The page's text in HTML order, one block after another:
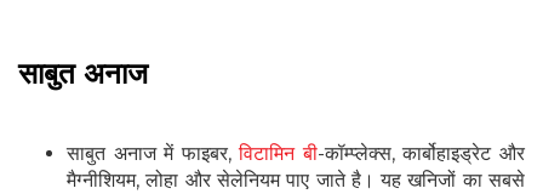
साबुत अनाज
साबुत अनाज में फाइबर,विटामिन बी-कॉम्प्लेक्स, कार्बोहाइड्रेट और
मैग्नीशियम, लोहा और सेलेनियम पाए जाते है। यह खनिजों का सबसे